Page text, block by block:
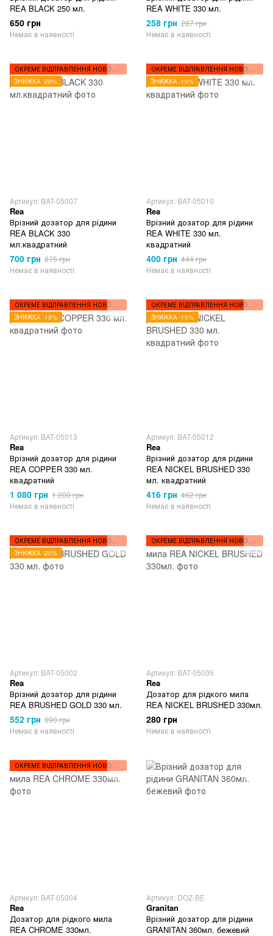
REA BLACK 250 мл.
650 грн
Немає в наявності
REA WHITE 330 мл.
258 грн 287 грн
Немає в наявності
ОКРЕМЕ ВІДПРАВЛЕННЯ НОВОЮ ПОШТОЮ
ЗНИЖКА -20%
Артикул: BAT-05007
Rea
Врізний дозатор для рідини
REA BLACK 330
мл.квадратний
700 грн 875 грн
Немає в наявності
ОКРЕМЕ ВІДПРАВЛЕННЯ НОВОЮ ПОШТОЮ
ЗНИЖКА -10%
Артикул: BAT-05010
Rea
Врізний дозатор для рідини
REA WHITE 330 мл.
квадратний
400 грн 444 грн
Немає в наявності
ОКРЕМЕ ВІДПРАВЛЕННЯ НОВОЮ ПОШТОЮ
ЗНИЖКА -10%
Артикул: BAT-05013
Rea
Врізний дозатор для рідини
REA COPPER 330 мл.
квадратний
1 080 грн 1 200 грн
Немає в наявності
ОКРЕМЕ ВІДПРАВЛЕННЯ НОВОЮ ПОШТОЮ
ЗНИЖКА -10%
Артикул: BAT-05012
Rea
Врізний дозатор для рідини
REA NICKEL BRUSHED 330
мл. квадратний
416 грн 462 грн
Немає в наявності
ОКРЕМЕ ВІДПРАВЛЕННЯ НОВОЮ ПОШТОЮ
ЗНИЖКА -20%
Артикул: BAT-05002
Rea
Врізний дозатор для рідини
REA BRUSHED GOLD 330 мл.
552 грн 690 грн
Немає в наявності
ОКРЕМЕ ВІДПРАВЛЕННЯ НОВОЮ ПОШТОЮ
Артикул: BAT-05005
Rea
Дозатор для рідкого мила
REA NICKEL BRUSHED 330мл.
280 грн
Немає в наявності
ОКРЕМЕ ВІДПРАВЛЕННЯ НОВОЮ ПОШТОЮ
Артикул: BAT-05004
Rea
Дозатор для рідкого мила
REA CHROME 330мл.
Артикул: DOZ-BE
Granitan
Врізний дозатор для рідини
GRANITAN 360мл. бежевий